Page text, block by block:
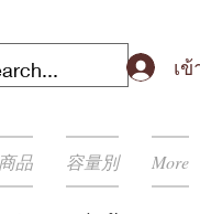
เ
品 容量別 More